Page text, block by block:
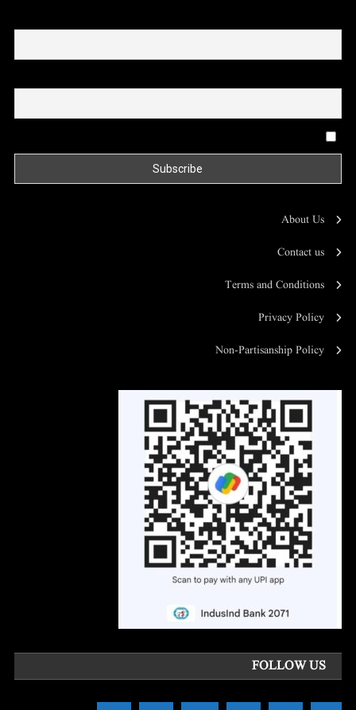
About Us
Contact us
Terms and Conditions
Privacy Policy
Non-Partisanship Policy
FOLLOW US